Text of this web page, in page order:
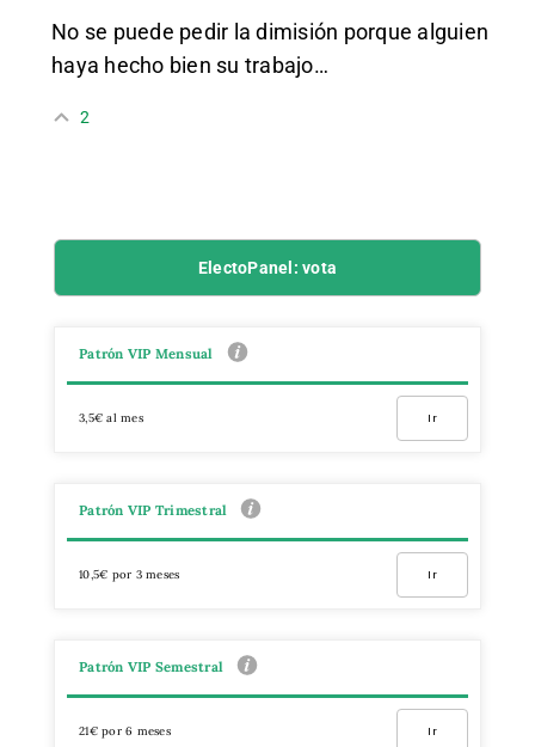
No se puede pedir la dimisión porque alguien
haya hecho bien su trabajo…
2
ElectoPanel: vota
Patrón VIP Mensual
3,5€ al mes Ir
Patrón VIP Trimestral
10,5€ por 3 meses Ir
Patrón VIP Semestral
21€ por 6 meses Ir